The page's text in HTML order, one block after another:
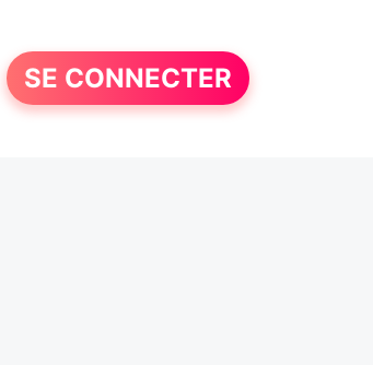
SE CONNECTER